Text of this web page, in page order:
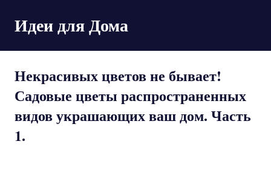
перейти
к
Идеи для Дома
Некрасивых цветов не бывает!
Садовые цветы распространенных
видов украшающих ваш дом. Часть
1.